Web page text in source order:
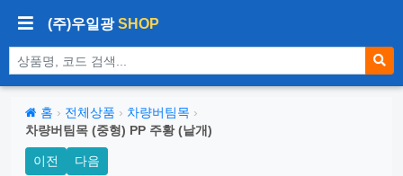
(주)우일광SHOP
상품 검색
홈 › 전체상품 › 차량버팀목 ›
차량버팀목 (중형) PP 주황 (낱개)
이전 다음